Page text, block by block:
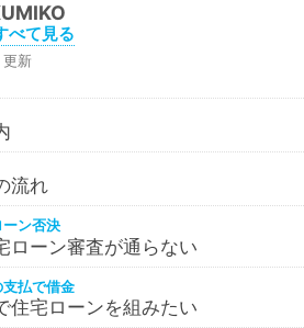
べて見る
新
流れ
ン否決
ローン審査が通らない
払で借金
住宅ローンを組みたい